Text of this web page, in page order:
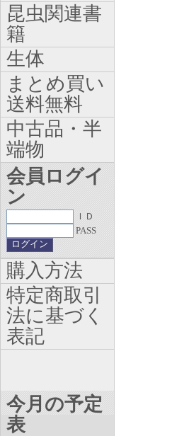
昆虫関連書
籍
生体
まとめ買い
送料無料
中古品・半
端物
会員ログイ
ン
ＩＤ
PASS
購入方法
特定商取引
法に基づく
表記
今月の予定
表